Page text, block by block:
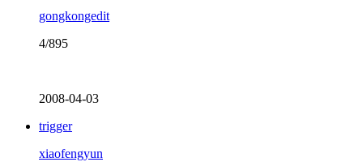
gongkongedit
4/895
2008-04-03
trigger
xiaofengyun